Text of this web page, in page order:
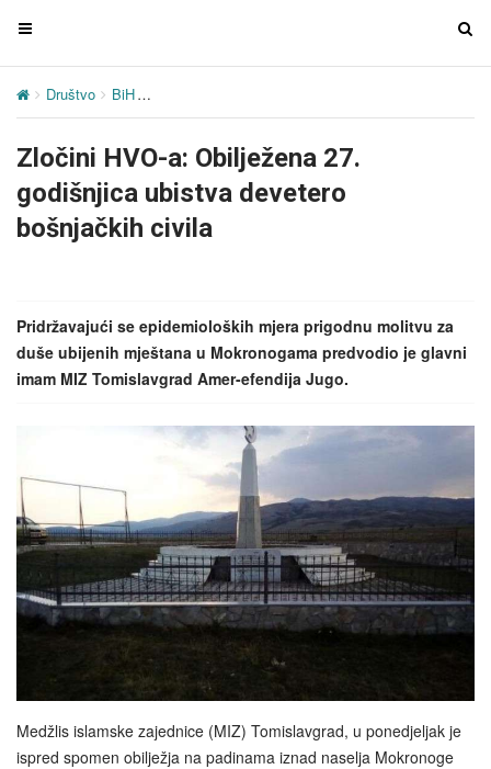
T
g
e
n
a
v
a
i
T
n
Društvo BiH
Zločini HVO-a: Obilježena 27.
godišnjica ubistva devetero
bošnjačkih civila
Pridržavajući se epidemioloških mjera prigodnu molitvu za
duše ubijenih mještana u Mokronogama predvodio je glavni
imam MIZ Tomislavgrad Amer-efendija Jugo.
Medžlis islamske zajednice (MIZ) Tomislavgrad, u ponedjeljak je
ispred spomen obilježja na padinama iznad naselja Mokronoge